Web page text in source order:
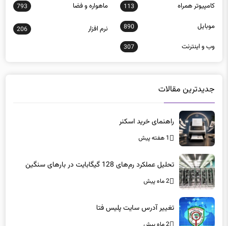
كامپيوتر همراه 113 ماهواره و فضا 793
موبايل 890 نرم افزار 206
وب و اينترنت 307
جدیدترین مقالات
راهنمای خرید اسکنر
1 هفته پیش
تحلیل عملکرد رم‌های 128 گیگابایت در بارهای سنگین
2 ماه پیش
تغییر آدرس سایت پلیس فتا